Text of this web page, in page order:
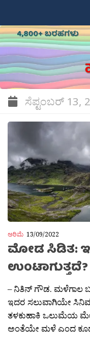
ಸೆಪ್ಟಂಬರ್ 13,
ಅರಿಮೆ 13/09/2022
ಮೋಡ ಸಿಡಿತ:
ಉಂಟಾಗುತ್ತದೆ?
– ನಿತಿನ್ ಗೌಡ. ಮಳೆಗಾಲ
ಇದರ ಸಲುವಾಗಿಯೇ
ತಳಕು‌ಹಾಕಿ ಒಲುಮೆಯ
ಅಂತೆಯೇ ಮಳೆ ಎಂದ